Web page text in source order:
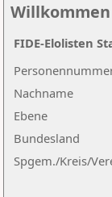
Nachname
Ebene
Bundesland
Spgem./Kreis/
FIDE-Elolisten